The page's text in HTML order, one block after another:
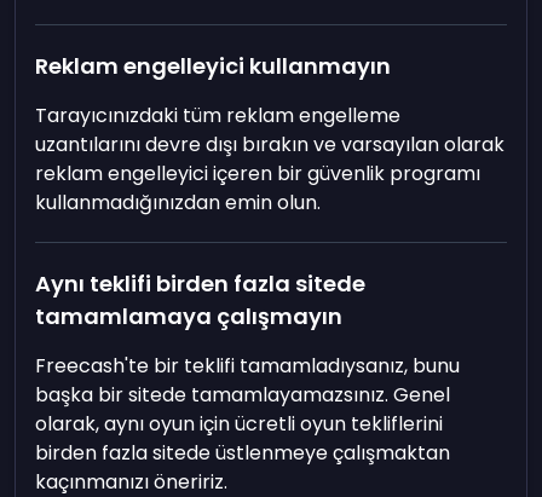
Reklam engelleyici kullanmayın
Tarayıcınızdaki tüm reklam engelleme
uzantılarını devre dışı bırakın ve varsayılan olarak
reklam engelleyici içeren bir güvenlik programı
kullanmadığınızdan emin olun.
Aynı teklifi birden fazla sitede
tamamlamaya çalışmayın
Freecash'te bir teklifi tamamladıysanız, bunu
başka bir sitede tamamlayamazsınız. Genel
olarak, aynı oyun için ücretli oyun tekliflerini
birden fazla sitede üstlenmeye çalışmaktan
kaçınmanızı öneririz.